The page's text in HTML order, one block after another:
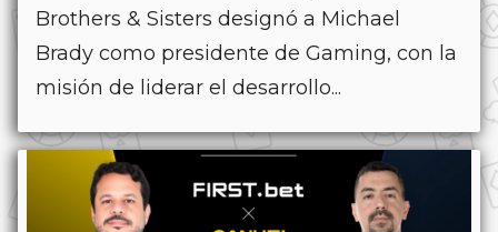
Brothers & Sisters designó a Michael
Brady como presidente de Gaming, con la
misión de liderar el desarrollo...